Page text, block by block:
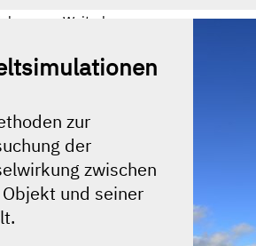
zum Weiterlesen
zur
der
zwischen
und seiner